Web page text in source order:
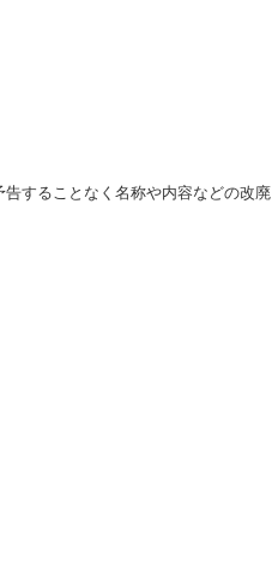
することなく名称や内容などの改廃